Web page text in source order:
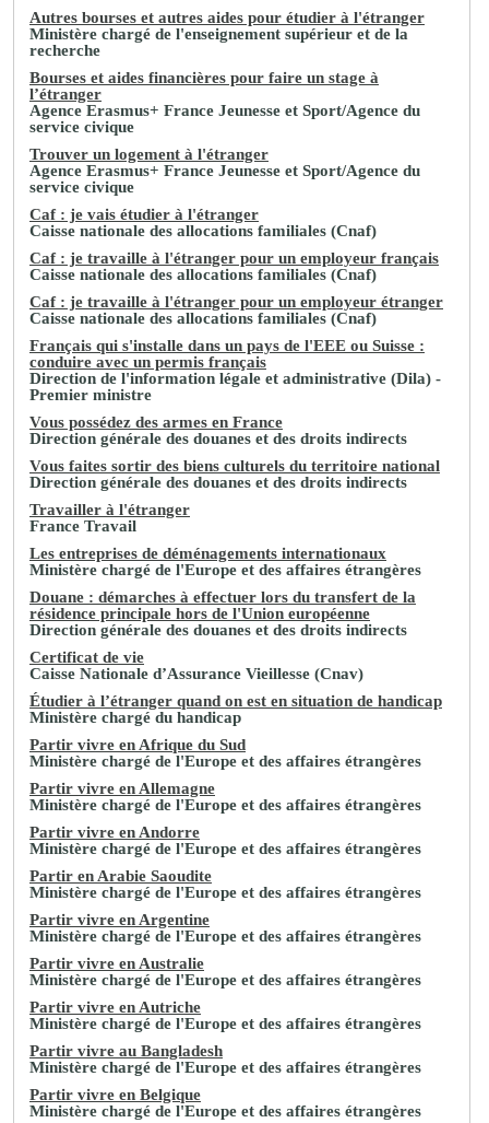
Autres bourses et autres aides pour étudier à l'étranger
Ministère chargé de l'enseignement supérieur et de la
recherche
Bourses et aides financières pour faire un stage à
l’étranger
Agence Erasmus+ France Jeunesse et Sport/Agence du
service civique
Trouver un logement à l'étranger
Agence Erasmus+ France Jeunesse et Sport/Agence du
service civique
Caf : je vais étudier à l'étranger
Caisse nationale des allocations familiales (Cnaf)
Caf : je travaille à l'étranger pour un employeur français
Caisse nationale des allocations familiales (Cnaf)
Caf : je travaille à l'étranger pour un employeur étranger
Caisse nationale des allocations familiales (Cnaf)
Français qui s'installe dans un pays de l'EEE ou Suisse :
conduire avec un permis français
Direction de l'information légale et administrative (Dila) -
Premier ministre
Vous possédez des armes en France
Direction générale des douanes et des droits indirects
Vous faites sortir des biens culturels du territoire national
Direction générale des douanes et des droits indirects
Travailler à l'étranger
France Travail
Les entreprises de déménagements internationaux
Ministère chargé de l'Europe et des affaires étrangères
Douane : démarches à effectuer lors du transfert de la
résidence principale hors de l'Union européenne
Direction générale des douanes et des droits indirects
Certificat de vie
Caisse Nationale d’Assurance Vieillesse (Cnav)
Étudier à l’étranger quand on est en situation de handicap
Ministère chargé du handicap
Partir vivre en Afrique du Sud
Ministère chargé de l'Europe et des affaires étrangères
Partir vivre en Allemagne
Ministère chargé de l'Europe et des affaires étrangères
Partir vivre en Andorre
Ministère chargé de l'Europe et des affaires étrangères
Partir en Arabie Saoudite
Ministère chargé de l'Europe et des affaires étrangères
Partir vivre en Argentine
Ministère chargé de l'Europe et des affaires étrangères
Partir vivre en Australie
Ministère chargé de l'Europe et des affaires étrangères
Partir vivre en Autriche
Ministère chargé de l'Europe et des affaires étrangères
Partir vivre au Bangladesh
Ministère chargé de l'Europe et des affaires étrangères
Partir vivre en Belgique
Ministère chargé de l'Europe et des affaires étrangères